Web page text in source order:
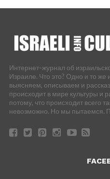
Интернет-журнал об
Израиле. Что это? Одно и то
выясняем, описываем и
происходит в мире культуры и
потому, что происходит всего
невозможно. Но мы пытаемся.